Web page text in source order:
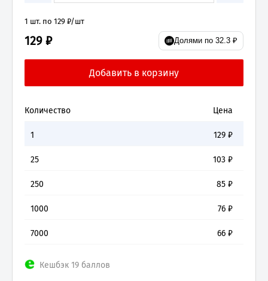
1 шт. по 129 ₽/шт
129 ₽ Долями по 32.3 ₽
Количество Цена
1 129 ₽
25 103 ₽
250 85 ₽
1000 76 ₽
7000 66 ₽
Кешбэк 19 баллов